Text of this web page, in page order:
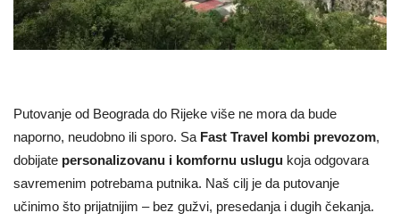
Putovanje od Beograda do Rijeke više ne mora da bude
naporno, neudobno ili sporo. Sa Fast Travel kombi prevozom,
dobijate personalizovanu i komfornu uslugu koja odgovara
savremenim potrebama putnika. Naš cilj je da putovanje
učinimo što prijatnijim – bez gužvi, presedanja i dugih čekanja.